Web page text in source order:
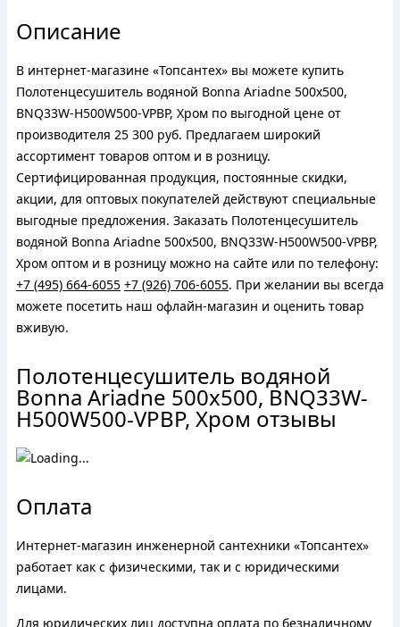
Описание
В интернет-магазине «Топсантех» вы можете купить
Полотенцесушитель водяной Bonna Ariadne 500x500,
BNQ33W-H500W500-VPBP, Хром по выгодной цене от
производителя 25 300 руб. Предлагаем широкий
ассортимент товаров оптом и в розницу.
Сертифицированная продукция, постоянные скидки,
акции, для оптовых покупателей действуют специальные
выгодные предложения. Заказать Полотенцесушитель
водяной Bonna Ariadne 500x500, BNQ33W-H500W500-VPBP,
Хром оптом и в розницу можно на сайте или по телефону:
+7 (495) 664-6055 +7 (926) 706-6055. При желании вы всегда
можете посетить наш офлайн-магазин и оценить товар
вживую.
Полотенцесушитель водяной
Bonna Ariadne 500x500, BNQ33W-
H500W500-VPBP, Хром отзывы
Оплата
Интернет-магазин инженерной сантехники «Топсантех»
работает как с физическими, так и с юридическими
лицами.
Для юридических лиц доступна оплата по безналичному